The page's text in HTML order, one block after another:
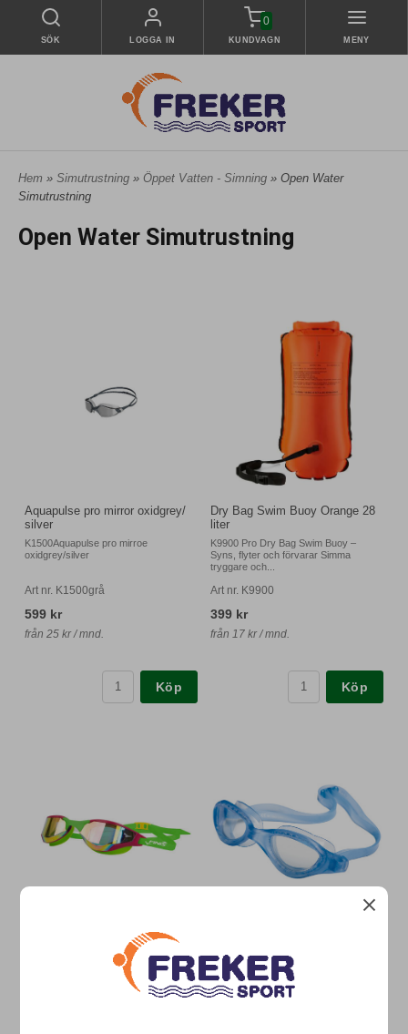
SÖK LOGGA IN
0
KUNDVAGN MENY
Hem » Simutrustning » Öppet Vatten - Simning » Open Water
Simutrustning
Open Water Simutrustning
Aquapulse pro mirror oxidgrey/
silver
K1500Aquapulse pro mirroe
oxidgrey/silver
Art nr. K1500grå
599 kr
från 25 kr / mnd.
Köp
Dry Bag Swim Buoy Orange 28
liter
K9900 Pro Dry Bag Swim Buoy –
Syns, flyter och förvarar Simma
tryggare och...
Art nr. K9900
399 kr
från 17 kr / mnd.
Köp
Finis Hayden simglasögon grön
Hayden, simglasögon för träning både i
pool och öppet vatten.
K1631 Simglasögon Energy från Finis.
Mjuk silikonkant, och passar bra till
op...